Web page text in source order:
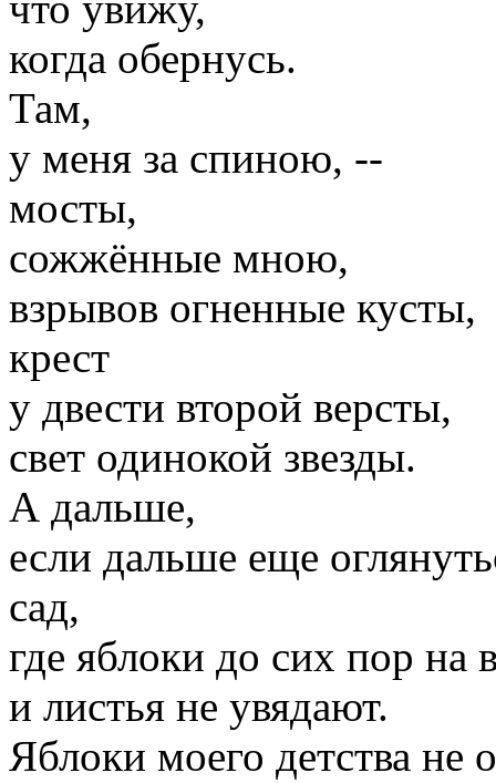
когда обернусь.
Там,
у меня за спиною, --
мосты,
сожжённые мною,
взрывов огненные кусты,
крест
у двести второй версты,
свет одинокой звезды.
А дальше,
если дальше еще
сад,
где яблоки до сих пор на
и листья не увядают.
Яблоки моего детства не